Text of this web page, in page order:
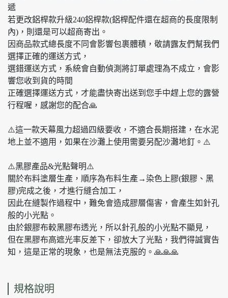
遞
若更改鋁桿款升級240鋁桿款(鋁桿配件還在超商的長度限制
內)，則還是可以超商寄出。
因商品款式總長度不同會影響包裹體積，敬請露友們幫我們
選擇正確的運送方式，
選錯運送方式，系統會自動偵測將訂單處理為不成立，會影
響您收到貨的時間
正確選擇運送方式，才能盡快寄出送到您手中趕上您的露營
行程喔，感謝您的配合🙏
⚠️這一款天幕風力超過四級要收，不適合長期搭建，在水泥
地上並不適用，如果在沙灘上使用需要另配沙灘地釘。⚠️
⚠️黑膠產品&光點聲明⚠️
關於布料塗層生產，順序為布料生產→染色上膠(銀膠、黑
膠)完成之後，才進行縫合加工，
因此在縫製作過程中，難免會造成膠層傷害，會產生如針孔
般的小光點。
由於銀膠布較黑膠布透光，所以針孔般的小光點不顯見，
但在黑膠布高遮光率反差下，卻放大了光點，我們得誠實告
知，這是正常的現象，也是無法克服的。🙏🙏🙏
規格說明